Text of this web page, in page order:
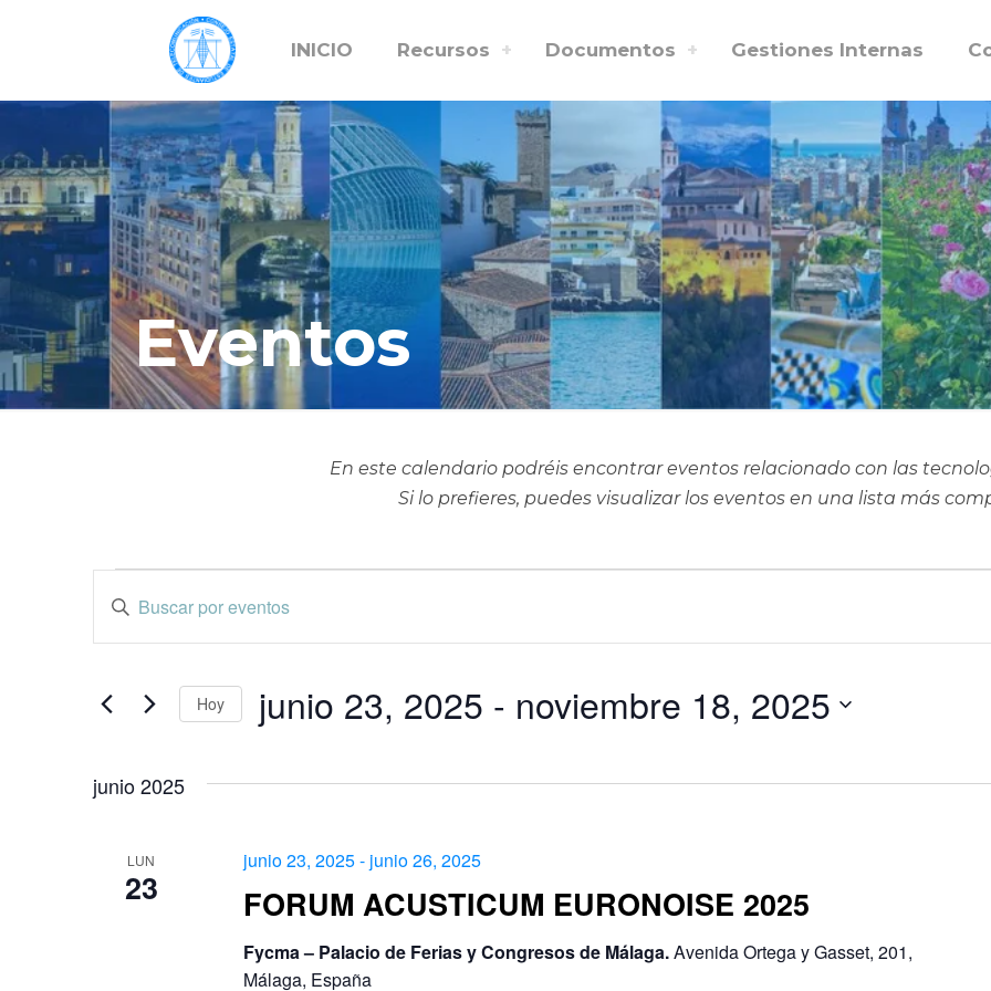
INICIO Recursos Documentos Gestiones Internas
Eventos
En este calendario podréis encontrar eventos relacionado con las
Si lo prefieres, puedes visualizar los eventos en una lista más
Eventos
Navegación
de
búsqueda
y
vistas
de
Eventos
Introduce
Busca
para
clave.
Hoy junio 23, 2025 - noviembre 18, 2025
junio 2025
LUN
23 FORUM ACUSTICUM EURONOISE 2025
junio 23, 2025- junio 26, 2025
Fycma – Palacio de Ferias y Congresos de Málaga.Avenida Ortega y Gasset, 201,
Málaga, España